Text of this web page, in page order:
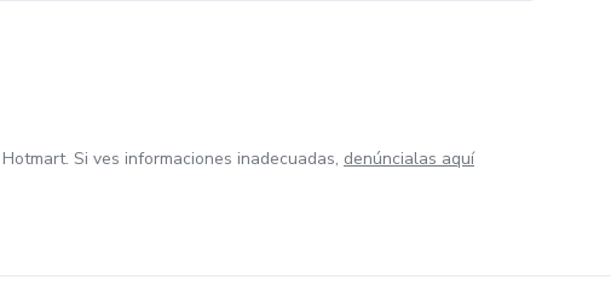
Si ves informaciones inadecuadas, denúncialas aquí